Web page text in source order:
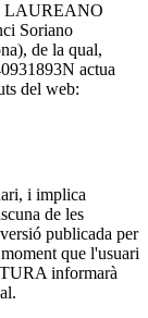
LAUREANO
Soriano
de la qual,
actua
del web:
i implica
de les
publicada per
que l'usuari
informarà